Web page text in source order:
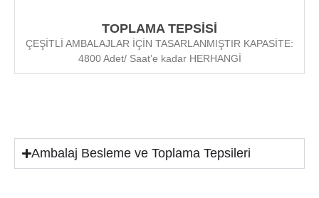
TOPLAMA TEPSİSİ
ÇEŞİTLİ AMBALAJLAR İÇİN TASARLANMIŞTIR KAPASİTE:
4800 Adet/ Saat’e kadar HERHANGİ
Ambalaj Besleme ve Toplama Tepsileri